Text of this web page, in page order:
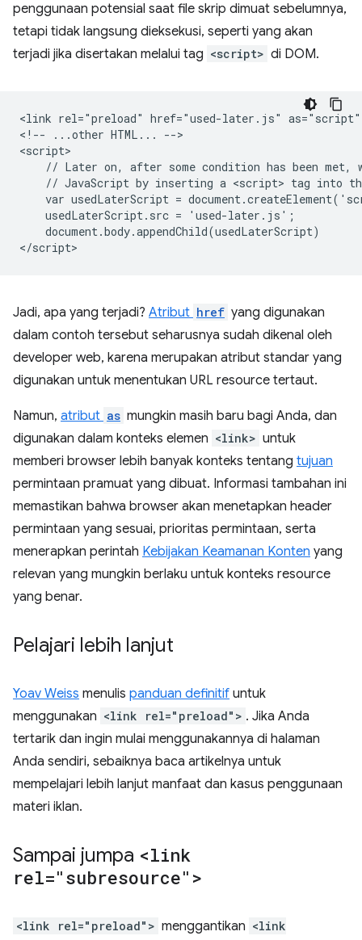
penggunaan potensial saat file skrip dimuat sebelumnya,
tetapi tidak langsung dieksekusi, seperti yang akan
terjadi jika disertakan melalui tag <script> di DOM.
<link rel="preload" href="used-later.js"
<!-- ...other HTML... -->
<script>
// Later on, after some condition has been met,
// JavaScript by inserting a <script> tag into
var usedLaterScript =
    usedLaterScript.src = 'used-later.js';
    document.body.appendChild(usedLaterScript)
Jadi, apa yang terjadi? Atribut href yang digunakan
dalam contoh tersebut seharusnya sudah dikenal oleh
developer web, karena merupakan atribut standar yang
digunakan untuk menentukan URL resource tertaut.
Namun, atribut as mungkin masih baru bagi Anda, dan
digunakan dalam konteks elemen <link> untuk
memberi browser lebih banyak konteks tentang tujuan
permintaan pramuat yang dibuat. Informasi tambahan ini
memastikan bahwa browser akan menetapkan header
permintaan yang sesuai, prioritas permintaan, serta
menerapkan perintah Kebijakan Keamanan Konten yang
relevan yang mungkin berlaku untuk konteks resource
yang benar.
Pelajari lebih lanjut
Yoav Weiss menulis panduan definitif untuk
menggunakan <link rel="preload"> . Jika Anda
tertarik dan ingin mulai menggunakannya di halaman
Anda sendiri, sebaiknya baca artikelnya untuk
mempelajari lebih lanjut manfaat dan kasus penggunaan
materi iklan.
Sampai jumpa <link
rel="subresource">
<link rel="preload"> menggantikan <link